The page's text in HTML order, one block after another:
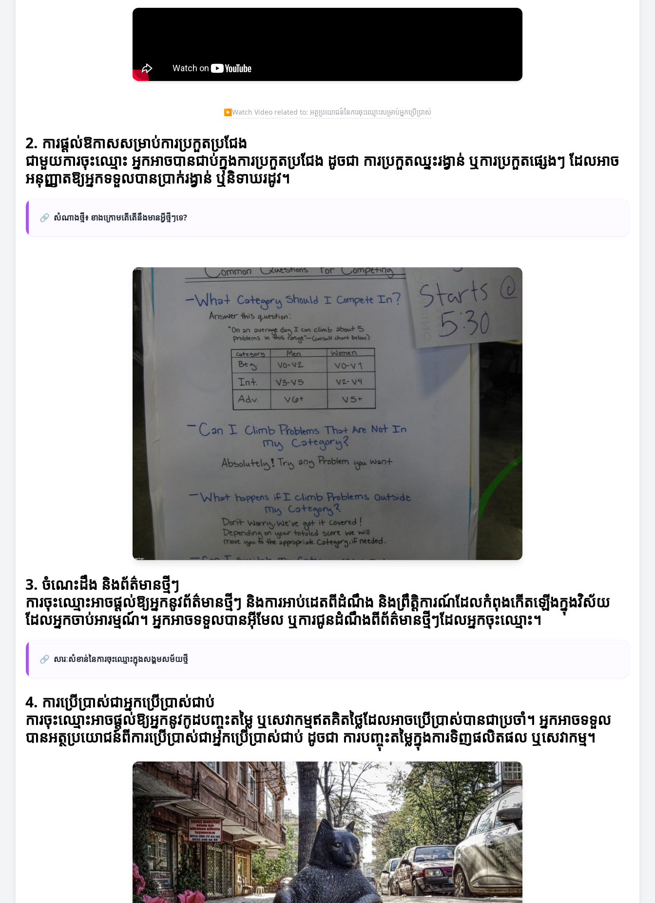
▶Watch Video related to: អត្ថប្រយោជន៍នៃការចុះឈ្មោះសម្រាប់អ្នកប្រើប្រាស់
2. ការផ្តល់ឱកាសសម្រាប់ការប្រកួតប្រជែង
ជាមួយការចុះឈ្មោះ អ្នកអាចបានជាប់ក្នុងការប្រកួតប្រជែង ដូចជា ការប្រកួតឈ្នះរង្វាន់ ឬការប្រកួតផ្សេងៗ ដែលអាច
អនុញ្ញាតឱ្យអ្នកទទួលបានប្រាក់រង្វាន់ ឬនិទាឃរដូវ។
🔗 សំណាងថ្មី៖ ខាងក្រោមតើតើនឹងមានអ្វីថ្មីៗទេ?
3. ចំណេះដឹង និងព័ត៌មានថ្មីៗ
ការចុះឈ្មោះអាចផ្តល់ឱ្យអ្នកនូវព័ត៌មានថ្មីៗ និងការអាប់ដេតពីដំណឹង និងព្រឹត្តិការណ៍ដែលកំពុងកើតឡើងក្នុងវិស័យ
ដែលអ្នកចាប់អារម្មណ៍។ អ្នកអាចទទួលបានអ៊ីមែល ឬការជូនដំណឹងពីព័ត៌មានថ្មីៗដែលអ្នកចុះឈ្មោះ។
🔗 សារៈសំខាន់នៃការចុះឈ្មោះក្នុងសង្គមសម័យថ្មី
4. ការប្រើប្រាស់ជាអ្នកប្រើប្រាស់ជាប់
ការចុះឈ្មោះអាចផ្តល់ឱ្យអ្នកនូវកូដបញ្ចុះតម្លៃ ឬសេវាកម្មឥតគិតថ្លៃដែលអាចប្រើប្រាស់បានជាប្រចាំ។ អ្នកអាចទទួល
បានអត្ថប្រយោជន៍ពីការប្រើប្រាស់ជាអ្នកប្រើប្រាស់ជាប់ ដូចជា ការបញ្ចុះតម្លៃក្នុងការទិញផលិតផល ឬសេវាកម្ម។